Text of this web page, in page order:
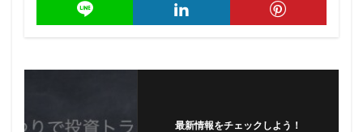
最新情報をチェックしよう！